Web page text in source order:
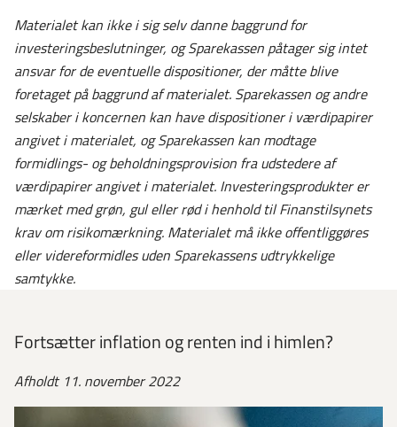
Materialet kan ikke i sig selv danne baggrund for
investeringsbeslutninger, og Sparekassen påtager sig intet
ansvar for de eventuelle dispositioner, der måtte blive
foretaget på baggrund af materialet. Sparekassen og andre
selskaber i koncernen kan have dispositioner i værdipapirer
angivet i materialet, og Sparekassen kan modtage
formidlings- og beholdningsprovision fra udstedere af
værdipapirer angivet i materialet. Investeringsprodukter er
mærket med grøn, gul eller rød i henhold til Finanstilsynets
krav om risikomærkning. Materialet må ikke offentliggøres
eller videreformidles uden Sparekassens udtrykkelige
samtykke.
Fortsætter inflation og renten ind i himlen?
Afholdt 11. november 2022